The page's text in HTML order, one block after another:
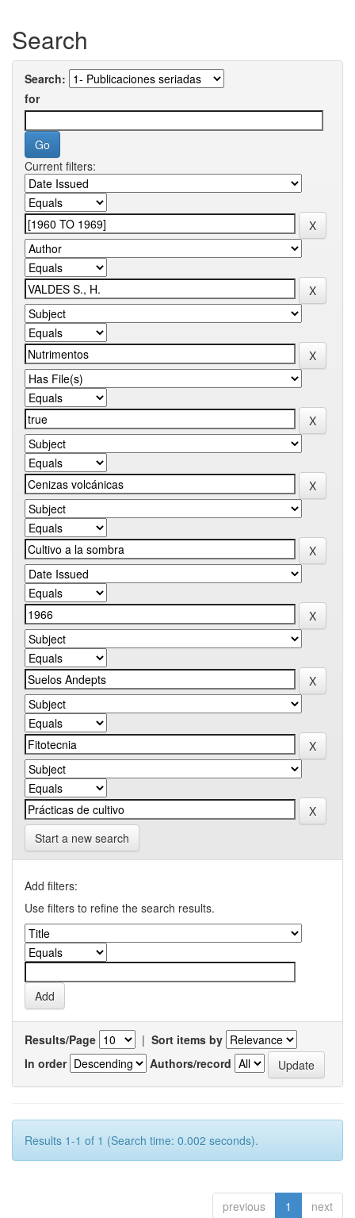
Search
Search:
for
Current filters:
Start a new search
Add filters:
Use filters to refine the search results.
Results/Page | Sort items by
In order
Authors/record
Results 1-1 of 1 (Search time: 0.002 seconds).
previous 1 next